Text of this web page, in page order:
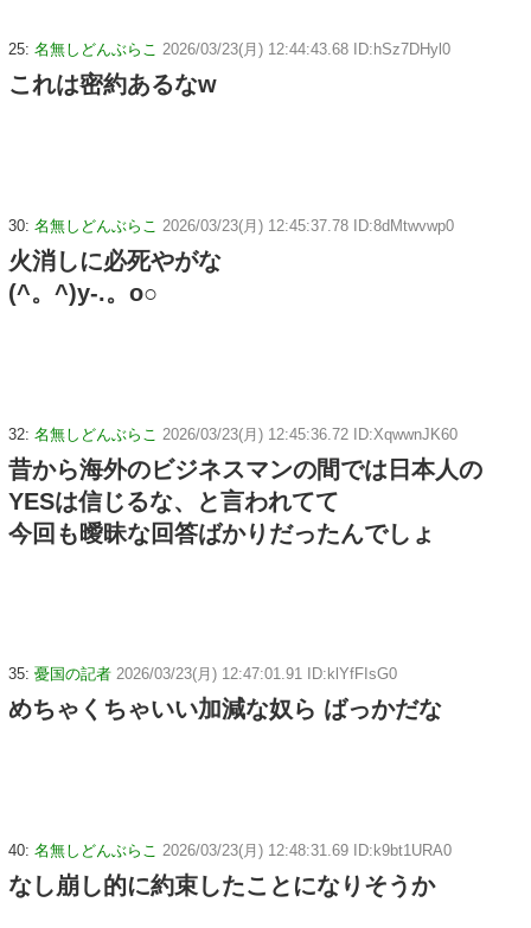
25: 名無しどんぶらこ 2026/03/23(月) 12:44:43.68 ID:hSz7DHyl0
これは密約あるなw
30: 名無しどんぶらこ 2026/03/23(月) 12:45:37.78 ID:8dMtwvwp0
火消しに必死やがな
(^。^)y-.。o○
32: 名無しどんぶらこ 2026/03/23(月) 12:45:36.72 ID:XqwwnJK60
昔から海外のビジネスマンの間では日本人の
YESは信じるな、と言われてて
今回も曖昧な回答ばかりだったんでしょ
35: 憂国の記者 2026/03/23(月) 12:47:01.91 ID:klYfFIsG0
めちゃくちゃいい加減な奴ら ばっかだな
40: 名無しどんぶらこ 2026/03/23(月) 12:48:31.69 ID:k9bt1URA0
なし崩し的に約束したことになりそうか